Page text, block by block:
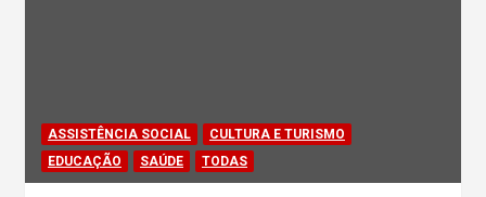
ASSISTÊNCIA SOCIAL
CULTURA E TURISMO
EDUCAÇÃO
SAÚDE TODAS